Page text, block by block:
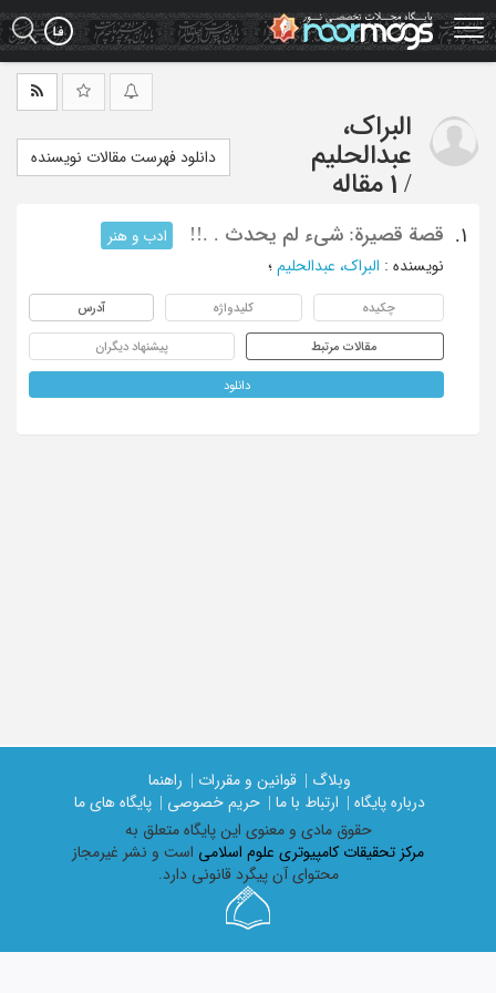
Skip
to
main
البراک،
عبدالحلیم
/ 1 مقاله
دانلود فهرست مقالات نویسنده
1. قصة قصیرة: شیء لم یحدث . .!!
ادب و هنر
نویسنده : البراک، عبدالحلیم ؛
چکیده کلیدواژه آدرس
مقالات مرتبط پیشنهاد دیگران
دانلود
وبلاگ | قوانین و مقررات |
راهنما
درباره پایگاه |
ارتباط با ما | حریم خصوصی |
پایگاه های ما
حقوق مادی و معنوی اين پايگاه متعلق به
مرکز تحقیقات کامپیوتری علوم اسلامی است و نشر غیرمجاز
محتوای آن پیگرد قانونی دارد.